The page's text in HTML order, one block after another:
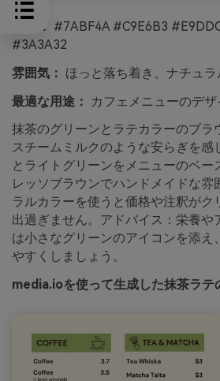
HEX： #7ABF4A #C9E6B3
#3A3A32
雰囲気： ほっと落ち着き、ナチュ
最適な用途：
カフェメニューのデザ
抹茶のグリーンとラテカラーのブラ
スチームミルクのような安らぎを感
とライトグリーンをメニューのベー
レッソブラウンでハンドメイドな雰
ラルカラーを使うと価格や注釈がク
出過ぎません。アドバイス：栄養や
は小さなグリーンのアイコンを添え
やすくしましょう。
media.ioを使って生成した抹茶ラテ